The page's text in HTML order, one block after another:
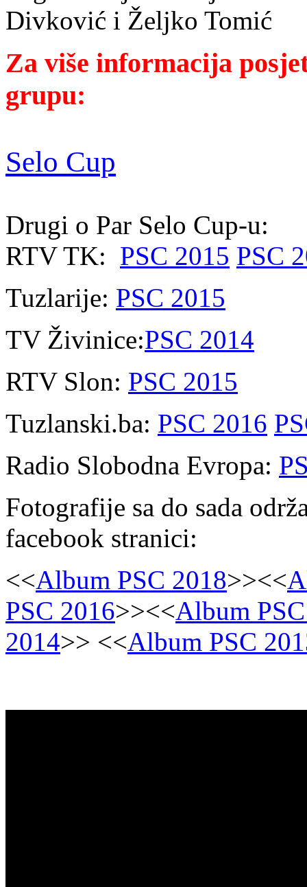
Divković i Željko Tomić
Za više informacija
grupu:
Selo Cup
Drugi o Par Selo Cup-u:
RTV TK: PSC 2015 PSC
Tuzlarije: PSC 2015
TV Živinice:PSC 2014
RTV Slon: PSC 2015
Tuzlanski.ba: PSC 2016
Radio Slobodna Evropa:
Fotografije sa do sada
facebook stranici:
<<Album PSC 2018>><<
PSC 2016>><<Album
2014>> <<Album PSC